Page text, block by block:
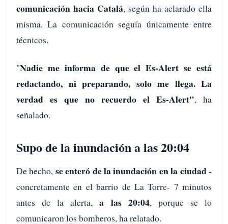
comunicación hacia Catalá, según ha aclarado ella
misma. La comunicación seguía únicamente entre
técnicos.
"Nadie me informa de que el Es-Alert se está
redactando, ni preparando, solo me llega. La
verdad es que no recuerdo el Es-Alert", ha
señalado.
Supo de la inundación a las 20:04
De hecho, se enteró de la inundación en la ciudad-
concretamente en el barrio de La Torre- 7 minutos
antes de la alerta,a las 20:04, porque se lo
comunicaron los bomberos, ha relatado.